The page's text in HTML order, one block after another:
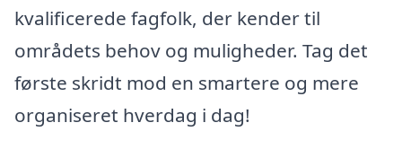
kvalificerede fagfolk, der kender til
områdets behov og muligheder. Tag det
første skridt mod en smartere og mere
organiseret hverdag i dag!